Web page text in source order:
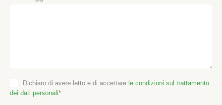
Dichiaro di avere letto e di accettare le condizioni sul trattamento
dei dati personali